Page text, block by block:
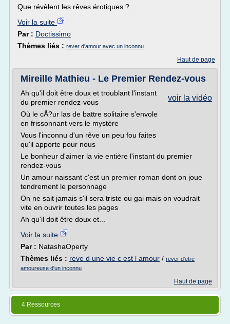
Que révèlent les rêves érotiques ?...
Voir la suite
Par : Doctissimo
Thèmes liés : rever d'amour avec un inconnu
Haut de page
Mireille Mathieu - Le Premier Rendez-vous
voir la vidéo
Ah qu'il doit être doux et troublant l'instant
du premier rendez-vous
Où le cÅ?ur las de battre solitaire s'envole
en frissonnant vers le mystère
Vous l'inconnu d'un rêve un peu fou faites
qu'il apporte pour nous
Le bonheur d'aimer la vie entière l'instant du premier
rendez-vous
Un amour naissant c'est un premier roman dont on joue
tendrement le personnage
On ne sait jamais s'il sera triste ou gai mais on voudrait
vite en ouvrir toutes les pages
Ah qu'il doit être doux et...
Voir la suite
Par : NatashaOperty
Thèmes liés : reve d une vie c est l amour / rever d'etre
amoureuse d'un inconnu
Haut de page
4 Ressources